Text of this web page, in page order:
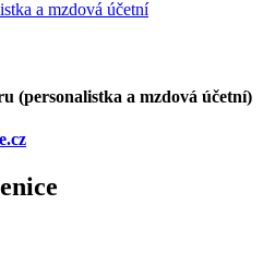
(personalistka a mzdová účetní)